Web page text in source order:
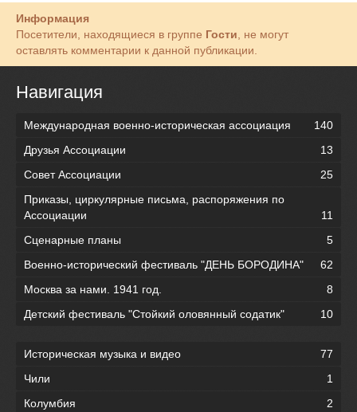
Информация
Посетители, находящиеся в группе Гости , не могут
оставлять комментарии к данной публикации.
Навигация
Международная военно-историческая ассоциация
140
Друзья Ассоциации
13
Совет Ассоциации
25
Приказы, циркулярные письма, распоряжения по
Ассоциации
11
Сценарные планы
5
Военно-исторический фестиваль "ДЕНЬ БОРОДИНА"
62
Москва за нами. 1941 год.
8
Детский фестиваль "Стойкий оловянный содатик"
10
Историческая музыка и видео
77
Чили
1
Колумбия
2